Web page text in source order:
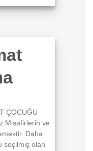
ÇOCUĞU
Misafirlerin ve
Daha
seçilmiş olan